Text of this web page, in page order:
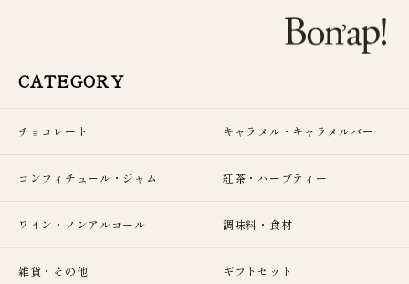
CATEGORY
チョコレート キャラメル・キャラメルバー
コンフィチュール・ジャム 紅茶・ハーブティー
ワイン・ノンアルコール 調味料・食材
雑貨・その他 ギフトセット